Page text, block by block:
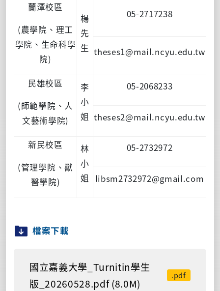
蘭潭校區
(農學院、理工
學院、生命科學
院)
楊
先
生
05-2717238
theses1@mail.ncyu.edu.tw
民雄校區
(師範學院、人
文藝術學院)
李
小
姐
05-2068233
theses2@mail.ncyu.edu.tw
新民校區
(管理學院、獸
醫學院)
林
小
姐
05-2732972
libsm2732972@gmail.com
檔案下載
國立嘉義大學_Turnitin學生
版_20260528.pdf (8.0M)
.pdf